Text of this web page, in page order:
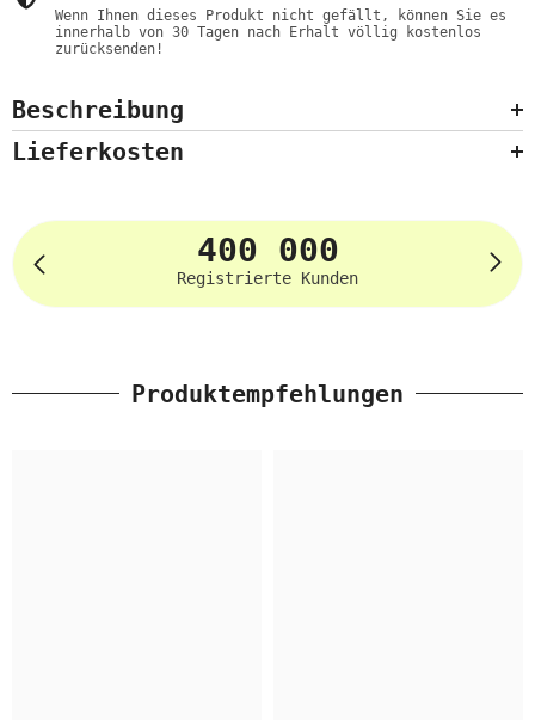
Wenn Ihnen dieses Produkt nicht gefällt, können Sie es
innerhalb von 30 Tagen nach Erhalt völlig kostenlos
zurücksenden!
Beschreibung
Lieferkosten
400 000
Registrierte Kunden
Produktempfehlungen